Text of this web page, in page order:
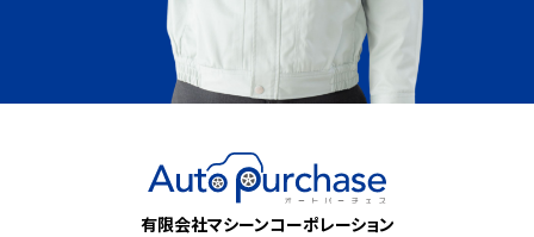
有限会社マシーンコーポレーション